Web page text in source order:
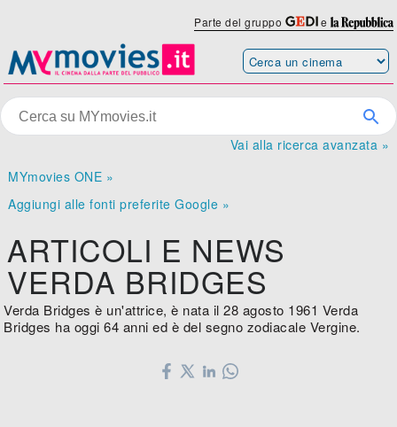
Parte del gruppo e
Vai alla ricerca avanzata »
MYmovies ONE »
Aggiungi alle fonti preferite Google »
ARTICOLI E NEWS
VERDA BRIDGES
Verda Bridges è un'attrice, è nata il 28 agosto 1961 Verda
Bridges ha oggi 64 anni ed è del segno zodiacale Vergine.